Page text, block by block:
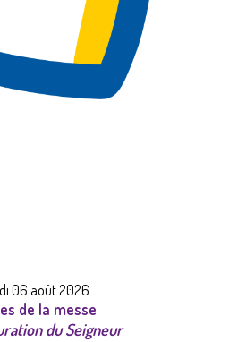
06 août 2026
de la messe
du Seigneur